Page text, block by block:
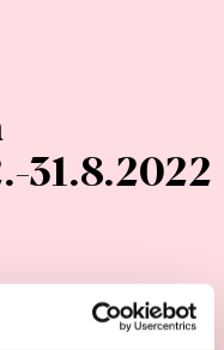
31.8.2022